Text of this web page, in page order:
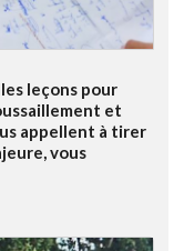
leçons pour
et
appellent à tirer
vous